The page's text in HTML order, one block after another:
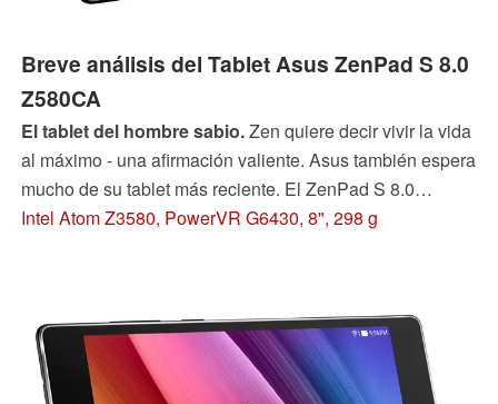
Breve análisis del Tablet Asus ZenPad S 8.0
Z580CA
El tablet del hombre sabio.Zen quiere decir vivir la vida
al máximo - una afirmación valiente. Asus también espera
mucho de su tablet más reciente. El ZenPad S 8.0
debería ser el más delgado de su tipo y tiene 4 GB de
Intel Atom Z3580, PowerVR G6430, 8", 298 g